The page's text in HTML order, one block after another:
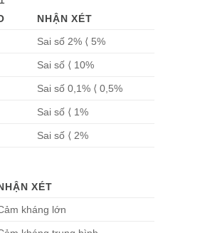
NHẬN XÉT
Sai số 2% ⟨ 5%
Sai số ⟨ 10%
Sai số 0,1% ⟨ 0,5%
Sai số ⟨ 1%
Sai số ⟨ 2%
XÉT
kháng lớn